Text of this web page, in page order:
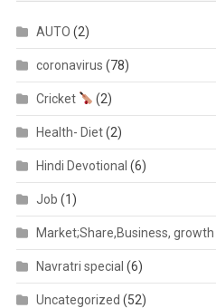
AUTO (2)
coronavirus (78)
Cricket (2)
Health- Diet(2)
Hindi Devotional (6)
Job (1)
Market;Share,Business, growth
Navratri special (6)
Uncategorized (52)